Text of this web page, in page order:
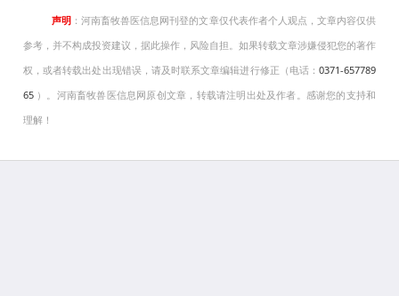
声明 ：河南畜牧兽医信息网刊登的文章仅代表作者个人观点，文章内容仅供
参考，并不构成投资建议，据此操作，风险自担。如果转载文章涉嫌侵犯您的著作
权，或者转载出处出现错误，请及时联系文章编辑进行修正（电话： 0371-657789
65 ）。河南畜牧兽医信息网原创文章，转载请注明出处及作者。感谢您的支持和
理解！